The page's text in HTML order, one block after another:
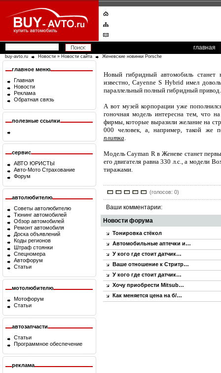
главная
buy-avto.ru Новости » Новости сайта Женевские новинки Porsche
главное меню
Главная
Новости
Реклама
Обратная связь
полезные ссылки
сервис
АВТО ЮРИСТЫ
Авто-Мото Страхование
Форум
автолюбителю
Советы автолюбителю
Тюнинг автомобилей
Обзор автомобилей
Ремонт автомобиля
Доска объявлений
Коды регионов
Штраф стоянки
Спецномера
Автофорум
Статьи
мотолюбителю
Мотофорум
Статьи
автозапчасти
Статьи
Программное обеспечение
реклама
Новый гибридный автомобиль
известно, Cayenne S Hybrid имел
параллельный полный гибридный привод.
А вот музей корпорации уже
гоночная модель интересна тем, что
фирмы, которые выразили желание на
000 человек, а, например, такой же
плитка.
Модель Cayman R в Женеве станет
его двигателя равна 330 л.с., а модели
тиражами.
(голосов: 0)
Ваши комментарии:
Новости форума
Тонировка стёкол
Автомобильные аптечки и…
У кого где стоит датчик…
Ваше отношение к Стритр…
У кого где стоит датчик…
Хочу приобрести Mitsub…
Как меняется цена на б/…